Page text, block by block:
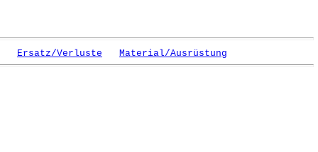
Ersatz/Verluste Material/Ausrüstung